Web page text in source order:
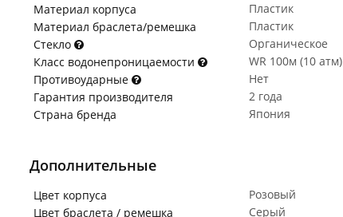
Материал корпуса
Пластик
Материал браслета/ремешка
Пластик
Стекло
Органическое
Класс водонепроницаемости
WR 100м (10 атм)
Противоударные
Нет
Гарантия производителя
2 года
Страна бренда
Япония
Дополнительные
Цвет корпуса
Розовый
Цвет браслета / ремешка
Серый